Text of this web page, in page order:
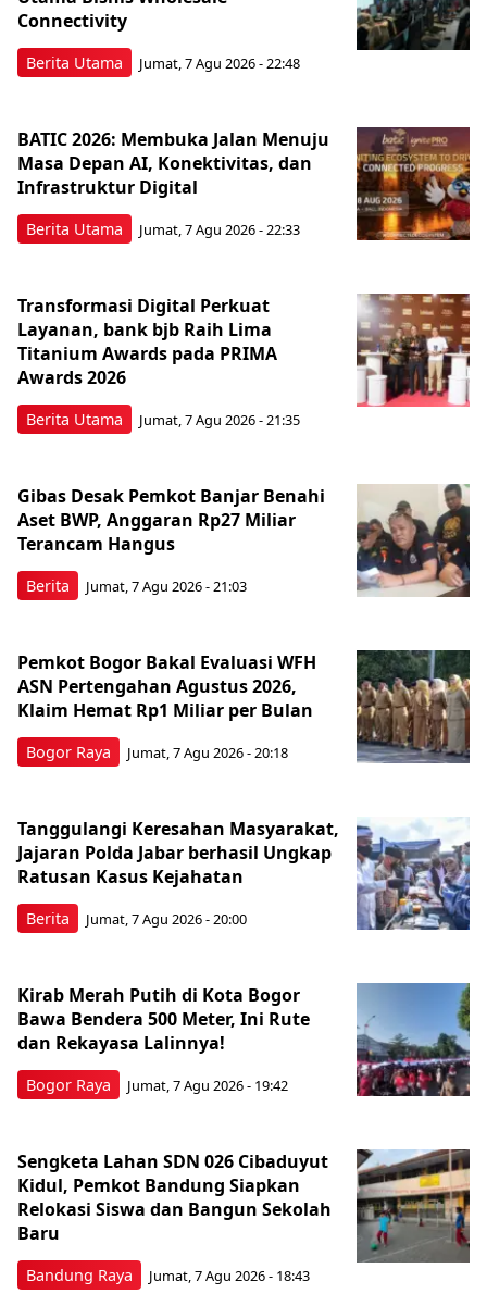
Berita Utama
Connectivity
Jumat, 7 Agu 2026 - 22:48
Berita Utama
BATIC 2026: Membuka Jalan Menuju
Masa Depan AI, Konektivitas, dan
Infrastruktur Digital
Jumat, 7 Agu 2026 - 22:33
Berita Utama
Transformasi Digital Perkuat
Layanan, bank bjb Raih Lima
Titanium Awards pada PRIMA
Awards 2026
Jumat, 7 Agu 2026 - 21:35
Berita
Gibas Desak Pemkot Banjar Benahi
Aset BWP, Anggaran Rp27 Miliar
Terancam Hangus
Jumat, 7 Agu 2026 - 21:03
Bogor Raya
Pemkot Bogor Bakal Evaluasi WFH
ASN Pertengahan Agustus 2026,
Klaim Hemat Rp1 Miliar per Bulan
Jumat, 7 Agu 2026 - 20:18
Berita
Tanggulangi Keresahan Masyarakat,
Jajaran Polda Jabar berhasil Ungkap
Ratusan Kasus Kejahatan
Jumat, 7 Agu 2026 - 20:00
Bogor Raya
Kirab Merah Putih di Kota Bogor
Bawa Bendera 500 Meter, Ini Rute
dan Rekayasa Lalinnya!
Jumat, 7 Agu 2026 - 19:42
Bandung Raya
Sengketa Lahan SDN 026 Cibaduyut
Kidul, Pemkot Bandung Siapkan
Relokasi Siswa dan Bangun Sekolah
Baru
Jumat, 7 Agu 2026 - 18:43